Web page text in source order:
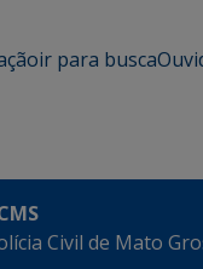
ir para busca
Civil de Mato